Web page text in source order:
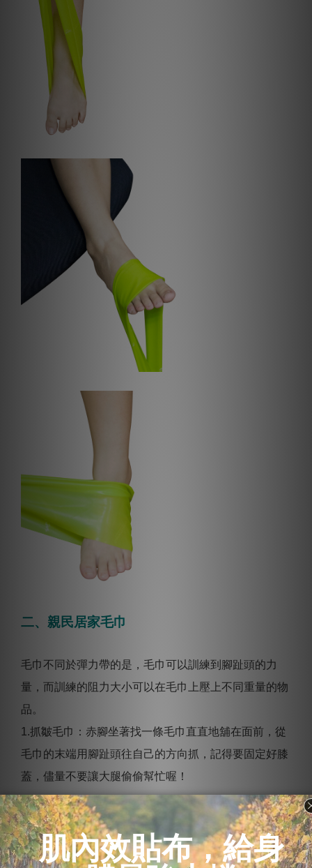
二、親民居家毛巾
毛巾不同於彈力帶的是，毛巾可以訓練到腳趾頭的力
量，而訓練的阻力大小可以在毛巾上壓上不同重量的物
品。
1.抓皺毛巾：赤腳坐著找一條毛巾直直地舖在面前，從
毛巾的末端用腳趾頭往自己的方向抓，記得要固定好膝
蓋，儘量不要讓大腿偷偷幫忙喔！